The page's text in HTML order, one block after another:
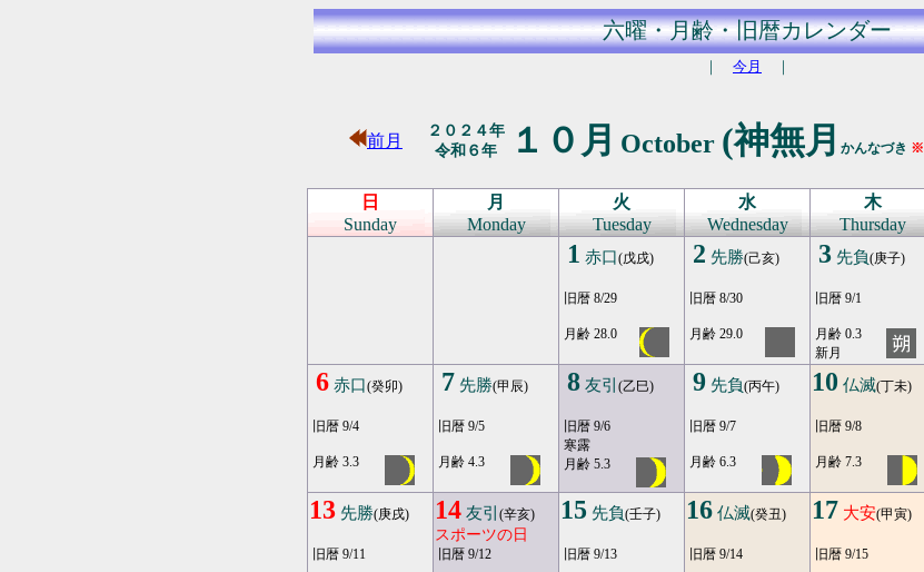
六曜・月齢・旧暦カレンダー
｜ 今月 ｜
前月
２０２４年
令和６年
１０月 October (神無月 かんなづき ※
日
Sunday
月
Monday
火
Tuesday
水
Wednesday
木
Thursday
1 赤口(戊戌)
旧暦 8/29
月齢 28.0
2 先勝(己亥)
旧暦 8/30
月齢 29.0
3 先負(庚子)
旧暦 9/1
月齢 0.3
新月
6 赤口(癸卯)
旧暦 9/4
月齢 3.3
7 先勝(甲辰)
旧暦 9/5
月齢 4.3
8 友引 (乙巳)
旧暦 9/6
寒露
月齢 5.3
9 先負(丙午)
旧暦 9/7
月齢 6.3
10 仏滅(丁未)
旧暦 9/8
月齢 7.3
13 先勝(庚戌)
旧暦 9/11
14 友引 (辛亥)
スポーツの日
旧暦 9/12
15 先負(壬子)
旧暦 9/13
16 仏滅(癸丑)
旧暦 9/14
17 大安(甲寅)
旧暦 9/15